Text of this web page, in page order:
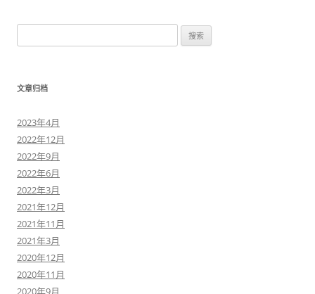
索
文章归档
2023年4月
2022年12月
2022年9月
2022年6月
2022年3月
2021年12月
2021年11月
2021年3月
2020年12月
2020年11月
2020年9月